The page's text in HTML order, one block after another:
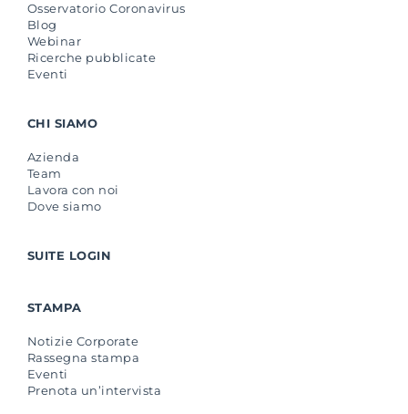
Osservatorio Coronavirus
Blog
Webinar
Ricerche pubblicate
Eventi
CHI SIAMO
Azienda
Team
Lavora con noi
Dove siamo
SUITE LOGIN
STAMPA
Notizie Corporate
Rassegna stampa
Eventi
Prenota un’intervista